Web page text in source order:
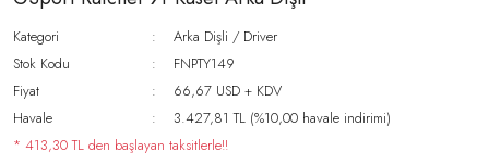
Kategori
Arka Dişli / Driver
Stok Kodu
FNPTY149
Fiyat
66,67 USD + KDV
Havale
3.427,81 TL (%10,00 havale indirimi)
* 413,30 TL den başlayan taksitlerle!!